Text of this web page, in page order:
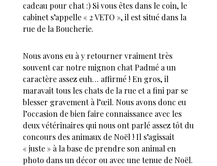
cadeau pour chat :) Si vous êtes dans le coin, le
cabinet s’appelle « 2 VETO », il est situé dans la
rue de la Boucherie.
Nous avons eu à y retourner vraiment très
souvent car notre mignon chat Padmé a un
caractère assez euh… affirmé ! En gros, il
maravait tous les chats de la rue et a fini par se
blesser gravement à l’œil. Nous avons donc eu
l’occasion de bien faire connaissance avec les
deux vétérinaires qui nous ont parlé assez tôt du
concours des animaux de Noël ! Il s’agissait
« juste » à la base de prendre son animal en
photo dans un décor ou avec une tenue de Noël.